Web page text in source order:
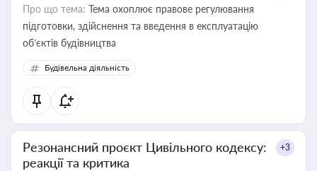
Про що тема: Тема охоплює правове регулювання
підготовки, здійснення та введення в експлуатацію
об’єктів будівництва
Будівельна діяльність
Резонансний проєкт Цивільного кодексу:
реакції та критика
+3